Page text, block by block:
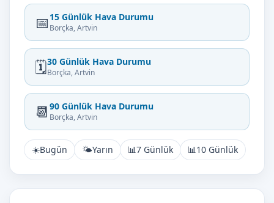
📅 15 Günlük Hava Durumu
Borçka, Artvin
🗓️30 Günlük Hava Durumu
Borçka, Artvin
📆 90 Günlük Hava Durumu
Borçka, Artvin
☀️Bugün 🌤️Yarın 📊7 Günlük 📊10 Günlük